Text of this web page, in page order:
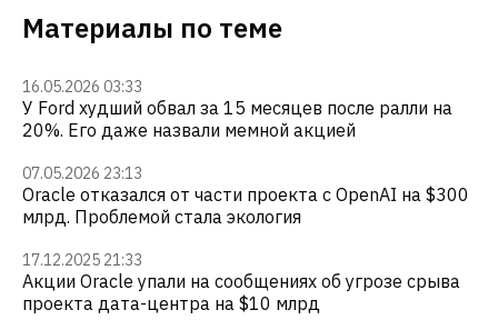
Материалы по теме
16.05.2026 03:33
У Ford худший обвал за 15 месяцев после ралли на
20%. Его даже назвали мемной акцией
07.05.2026 23:13
Oracle отказался от части проекта с OpenAI на $300
млрд. Проблемой стала экология
17.12.2025 21:33
Акции Oracle упали на сообщениях об угрозе срыва
проекта дата-центра на $10 млрд